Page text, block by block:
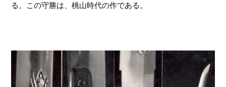
る。この守勝は、桃山時代の作である。